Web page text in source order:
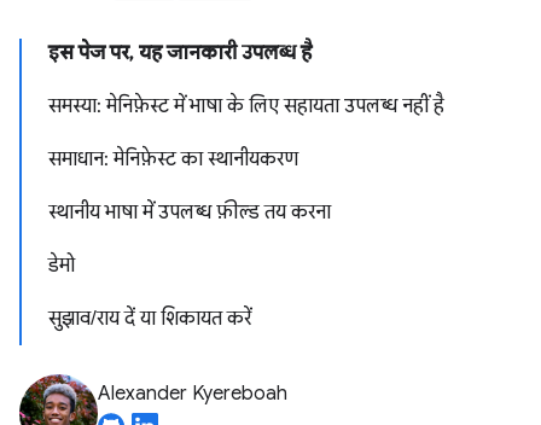
इस पेज पर, यह जानकारी उपलब्ध है
समस्या: मेनिफ़ेस्ट में भाषा के लिए सहायता उपलब्ध नहीं है
समाधान: मेनिफ़ेस्ट का स्थानीयकरण
स्थानीय भाषा में उपलब्ध फ़ील्ड तय करना
डेमो
सुझाव/राय दें या शिकायत करें
Alexander Kyereboah